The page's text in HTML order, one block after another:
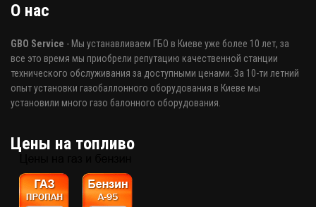
О нас
GBO Service - Мы устанавливаем ГБО в Киеве уже более 10 лет, за
все это время мы приобрели репутацию качественной станции
технического обслуживания за доступными ценами. За 10-ти летний
опыт установки газобаллонного оборудования в Киеве мы
установили много газо балонного оборудования.
Цены на топливо